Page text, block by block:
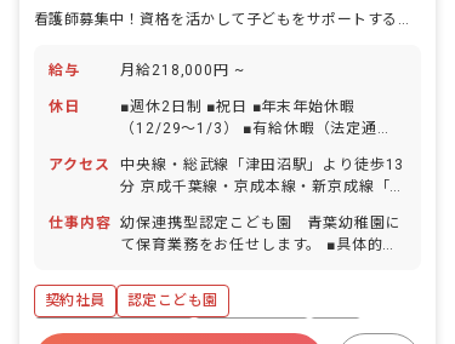
体操‧水泳‧絵画‧茶道‧英語‧音楽等
看護師募集中！資格を活かして子どもをサポートするお仕事始めませんか
給与 月給218,000円 ~
休日
■週休2日制 ■祝日 ■年末年始休暇
（12/29～1/3） ■有給休暇（法定通
120日目標
アクセス
中央線・総武線「津田沼駅」より徒歩13
分 京成千葉線・京成本線・新京成線「京
津田沼駅」より徒歩10分 ■自転車通勤可
（駐輪場あり）
仕事内容 幼保連携型認定こども園 青葉幼稚園に
て保育業務をお任せします。 ■具体的な
・0～5歳児の急なケガや病気の対応、保
健だよりの作成、日常の園児の健康チェ
ック、その他、園の保健業務全般をお願
契約社員
認定こども園
ボーナス・賞与あり
社会保険完備
有給